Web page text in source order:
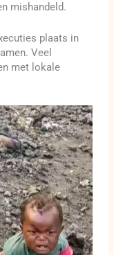
mishandeld.
plaats in
Veel
met lokale